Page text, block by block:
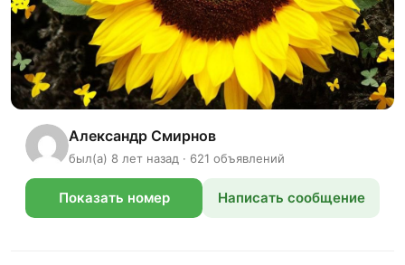
Александр Смирнов
был(а) 8 лет назад · 621 объявлений
Показать номер Написать сообщение